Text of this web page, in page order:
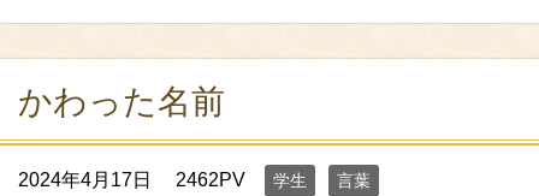
かわった名前
2024年4月17日 2462PV 学生 言葉